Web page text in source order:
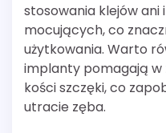
stosowania klejów ani
mocujących, co
użytkowania. Warto
implanty pomagają
kości szczęki, co
utracie zęba.